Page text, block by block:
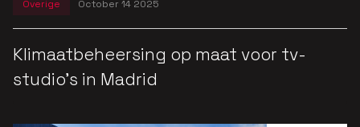
Overige October 14 2025
Klimaatbeheersing op maat voor tv-
studio’s in Madrid